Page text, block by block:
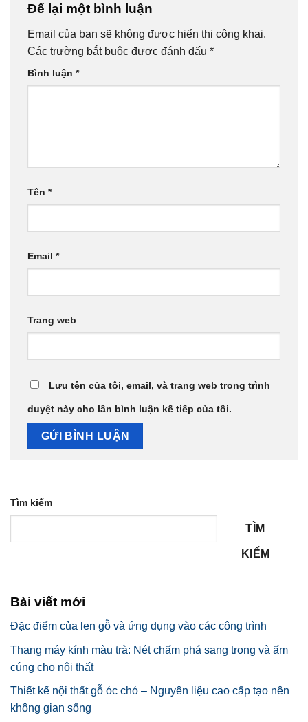
Để lại một bình luận
Email của bạn sẽ không được hiển thị công khai.
Các trường bắt buộc được đánh dấu *
Bình luận *
Tên *
Email *
Trang web
Lưu tên của tôi, email, và trang web trong trình
duyệt này cho lần bình luận kế tiếp của tôi.
Tìm kiếm
TÌM
KIẾM
Bài viết mới
Đặc điểm của len gỗ và ứng dụng vào các công trình
Thang máy kính màu trà: Nét chấm phá sang trọng và ấm
cúng cho nội thất
Thiết kế nội thất gỗ óc chó – Nguyên liệu cao cấp tạo nên
không gian sống